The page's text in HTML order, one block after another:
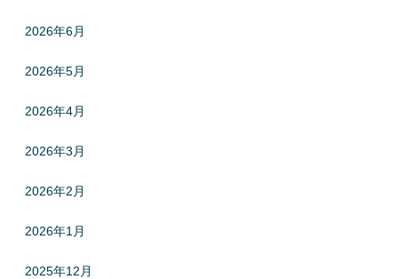
2026年6月
2026年5月
2026年4月
2026年3月
2026年2月
2026年1月
2025年12月